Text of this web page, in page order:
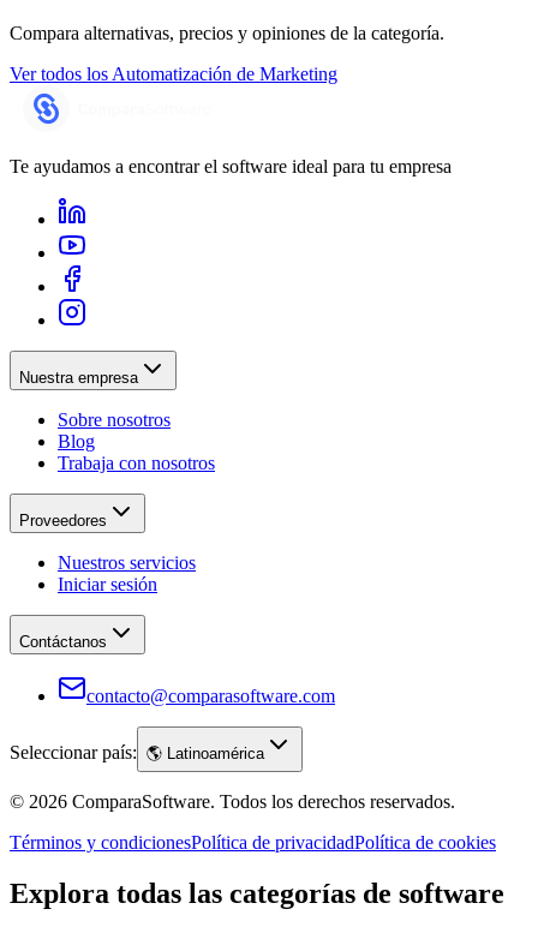
Compara alternativas, precios y opiniones de la categoría.
Ver todos losAutomatización de Marketing
Te ayudamos a encontrar el software ideal para tu empresa
Nuestra empresa
Sobre nosotros
Blog
Trabaja con nosotros
Proveedores
Nuestros servicios
Iniciar sesión
Contáctanos
contacto@comparasoftware.com
Seleccionar país: 🌎 Latinoamérica
© 2026 ComparaSoftware. Todos los derechos reservados.
Términos y condicionesPolítica de privacidadPolítica de cookies
Explora todas las categorías de software